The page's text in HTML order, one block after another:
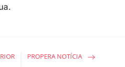
PROPERA NOTÍCIA